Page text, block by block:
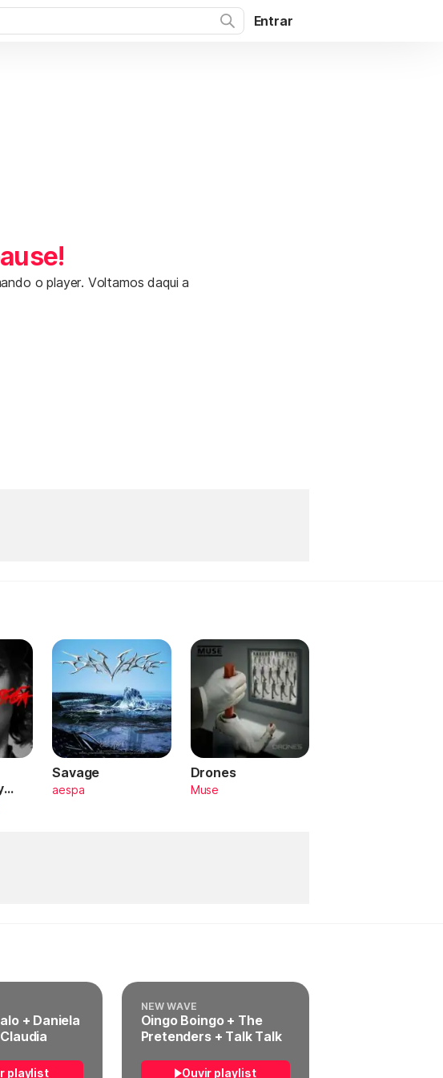
Entrar
o player. Voltamos daqui a
Savage
aespa
Drones
Muse
+ Daniela
playlist
NEW WAVE
Oingo Boingo + The
Pretenders + Talk Talk
Ouvir playlist